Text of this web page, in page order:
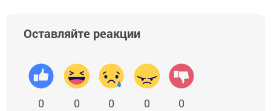
Оставляйте реакции
0 0 0 0 0